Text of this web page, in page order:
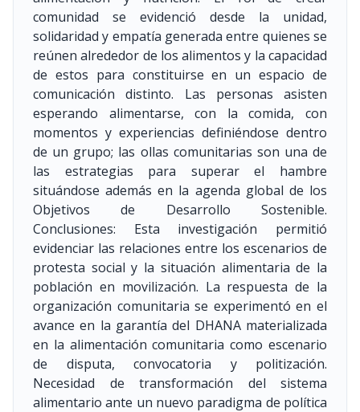
comunidad se evidenció desde la unidad,
solidaridad y empatía generada entre quienes se
reúnen alrededor de los alimentos y la capacidad
de estos para constituirse en un espacio de
comunicación distinto. Las personas asisten
esperando alimentarse, con la comida, con
momentos y experiencias definiéndose dentro
de un grupo; las ollas comunitarias son una de
las estrategias para superar el hambre
situándose además en la agenda global de los
Objetivos de Desarrollo Sostenible.
Conclusiones: Esta investigación permitió
evidenciar las relaciones entre los escenarios de
protesta social y la situación alimentaria de la
población en movilización. La respuesta de la
organización comunitaria se experimentó en el
avance en la garantía del DHANA materializada
en la alimentación comunitaria como escenario
de disputa, convocatoria y politización.
Necesidad de transformación del sistema
alimentario ante un nuevo paradigma de política